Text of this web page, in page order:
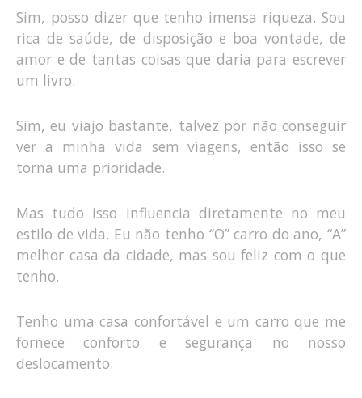
Sim, posso dizer que tenho imensa riqueza. Sou
rica de saúde, de disposição e boa vontade, de
amor e de tantas coisas que daria para escrever
um livro.
Sim, eu viajo bastante, talvez por não conseguir
ver a minha vida sem viagens, então isso se
torna uma prioridade.
Mas tudo isso influencia diretamente no meu
estilo de vida. Eu não tenho “O” carro do ano, “A”
melhor casa da cidade, mas sou feliz com o que
tenho.
Tenho uma casa confortável e um carro que me
fornece conforto e segurança no nosso
deslocamento.